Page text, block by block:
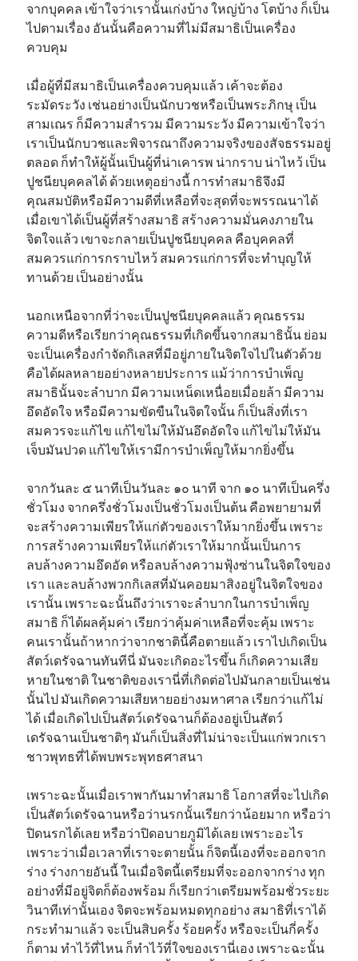
จากบุคคล เข้าใจว่าเรานั้นเก่งบ้าง ใหญ่บ้าง โตบ้าง ก็เป็น
ไปตามเรื่อง อันนั้นคือความที่ไม่มีสมาธิเป็นเครื่อง
ควบคุม
เมื่อผู้ที่มีสมาธิเป็นเครื่องควบคุมแล้ว เค้าจะต้อง
ระมัดระวัง เช่นอย่างเป็นนักบวชหรือเป็นพระภิกษุ เป็น
สามเณร ก็มีความสำรวม มีความระวัง มีความเข้าใจว่า
เราเป็นนักบวชและพิจารณาถึงความจริงของสัจธรรมอยู่
ตลอด ก็ทำให้ผู้นั้นเป็นผู้ที่น่าเคารพ น่ากราบ น่าไหว้ เป็น
ปูชนียบุคคลได้ ด้วยเหตุอย่างนี้ การทำสมาธิจึงมี
คุณสมบัติหรือมีความดีที่เหลือที่จะสุดที่จะพรรณนาได้
เมื่อเขาได้เป็นผู้ที่สร้างสมาธิ สร้างความมั่นคงภายใน
จิตใจแล้ว เขาจะกลายเป็นปูชนียบุคคล คือบุคคลที่
สมควรแก่การกราบไหว้ สมควรแก่การที่จะทำบุญให้
ทานด้วย เป็นอย่างนั้น
นอกเหนือจากที่ว่าจะเป็นปูชนียบุคคลแล้ว คุณธรรม
ความดีหรือเรียกว่าคุณธรรมที่เกิดขึ้นจากสมาธินั้น ย่อม
จะเป็นเครื่องกำจัดกิเลสที่มีอยู่ภายในจิตใจไปในตัวด้วย
คือได้ผลหลายอย่างหลายประการ แม้ว่าการบำเพ็ญ
สมาธินั้นจะลำบาก มีความเหน็ดเหนื่อยเมื่อยล้า มีความ
อึดอัดใจ หรือมีความขัดขืนในจิตใจนั้น ก็เป็นสิ่งที่เรา
สมควรจะแก้ไข แก้ไขไม่ให้มันอึดอัดใจ แก้ไขไม่ให้มัน
เจ็บมันปวด แก้ไขให้เรามีการบำเพ็ญให้มากยิ่งขึ้น
จากวันละ ๕ นาทีเป็นวันละ ๑๐ นาที จาก ๑๐ นาทีเป็นครึ่ง
ชั่วโมง จากครึ่งชั่วโมงเป็นชั่วโมงเป็นต้น คือพยายามที่
จะสร้างความเพียรให้แก่ตัวของเราให้มากยิ่งขึ้น เพราะ
การสร้างความเพียรให้แก่ตัวเราให้มากนั้นเป็นการ
ลบล้างความอึดอัด หรือลบล้างความฟุ้งซ่านในจิตใจของ
เรา และลบล้างพวกกิเลสที่มันคอยมาสิงอยู่ในจิตใจของ
เรานั้น เพราะฉะนั้นถึงว่าเราจะลำบากในการบำเพ็ญ
สมาธิ ก็ได้ผลคุ้มค่า เรียกว่าคุ้มค่าเหลือที่จะคุ้ม เพราะ
คนเรานั้นถ้าหากว่าจากชาตินี้คือตายแล้ว เราไปเกิดเป็น
สัตว์เดรัจฉานทันทีนี่ มันจะเกิดอะไรขึ้น ก็เกิดความเสีย
หายในชาติ ในชาติของเรานี่ที่เกิดต่อไปมันกลายเป็นเช่น
นั้นไป มันเกิดความเสียหายอย่างมหาศาล เรียกว่าแก้ไม่
ได้ เมื่อเกิดไปเป็นสัตว์เดรัจฉานก็ต้องอยู่เป็นสัตว์
เดรัจฉานเป็นชาติๆ มันก็เป็นสิ่งที่ไม่น่าจะเป็นแก่พวกเรา
ชาวพุทธที่ได้พบพระพุทธศาสนา
เพราะฉะนั้นเมื่อเราพากันมาทำสมาธิ โอกาสที่จะไปเกิด
เป็นสัตว์เดรัจฉานหรือว่านรกนั้นเรียกว่าน้อยมาก หรือว่า
ปิดนรกได้เลย หรือว่าปิดอบายภูมิได้เลย เพราะอะไร
เพราะว่าเมื่อเวลาที่เราจะตายนั้น ก็จิตนี้เองที่จะออกจาก
ร่าง ร่างกายอันนี้ ในเมื่อจิตนี้เตรียมที่จะออกจากร่าง ทุก
อย่างที่มีอยู่จิตก็ต้องพร้อม ก็เรียกว่าเตรียมพร้อมชั่วระยะ
วินาทีเท่านั้นเอง จิตจะพร้อมหมดทุกอย่าง สมาธิที่เราได้
กระทำมาแล้ว จะเป็นสิบครั้ง ร้อยครั้ง หรือจะเป็นกี่ครั้ง
ก็ตาม ทำไว้ที่ไหน ก็ทำไว้ที่ใจของเรานี่เอง เพราะฉะนั้น